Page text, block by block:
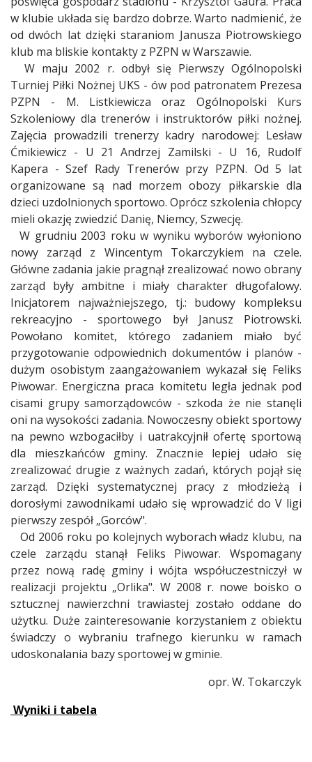
w klubie układa się bardzo dobrze. Warto nadmienić, że
od dwóch lat dzięki staraniom Janusza Piotrowskiego
klub ma bliskie kontakty z PZPN w Warszawie.
W maju 2002 r. odbył się Pierwszy Ogólnopolski
Turniej Piłki Nożnej UKS - ów pod patronatem Prezesa
PZPN - M. Listkiewicza oraz Ogólnopolski Kurs
Szkoleniowy dla trenerów i instruktorów piłki nożnej.
Zajęcia prowadzili trenerzy kadry narodowej: Lesław
Ćmikiewicz - U 21 Andrzej Zamilski - U 16, Rudolf
Kapera - Szef Rady Trenerów przy PZPN. Od 5 lat
organizowane są nad morzem obozy piłkarskie dla
dzieci uzdolnionych sportowo. Oprócz szkolenia chłopcy
mieli okazję zwiedzić Danię, Niemcy, Szwecję.
W grudniu 2003 roku w wyniku wyborów wyłoniono
nowy zarząd z Wincentym Tokarczykiem na czele.
Główne zadania jakie pragnął zrealizować nowo obrany
zarząd były ambitne i miały charakter długofalowy.
Inicjatorem najważniejszego, tj.: budowy kompleksu
rekreacyjno - sportowego był Janusz Piotrowski.
Powołano komitet, którego zadaniem miało być
przygotowanie odpowiednich dokumentów i planów -
dużym osobistym zaangażowaniem wykazał się Feliks
Piwowar. Energiczna praca komitetu legła jednak pod
cisami grupy samorządowców - szkoda że nie stanęli
oni na wysokości zadania. Nowoczesny obiekt sportowy
na pewno wzbogaciłby i uatrakcyjnił ofertę sportową
dla mieszkańców gminy. Znacznie lepiej udało się
zrealizować drugie z ważnych zadań, których pojął się
zarząd. Dzięki systematycznej pracy z młodzieżą i
dorosłymi zawodnikami udało się wprowadzić do V ligi
pierwszy zespół „Gorców".
Od 2006 roku po kolejnych wyborach władz klubu, na
czele zarządu stanął Feliks Piwowar. Wspomagany
przez nową radę gminy i wójta współuczestniczył w
realizacji projektu „Orlika". W 2008 r. nowe boisko o
sztucznej nawierzchni trawiastej zostało oddane do
użytku. Duże zainteresowanie korzystaniem z obiektu
świadczy o wybraniu trafnego kierunku w ramach
udoskonalania bazy sportowej w gminie.
opr. W. Tokarczyk
Wyniki i tabela